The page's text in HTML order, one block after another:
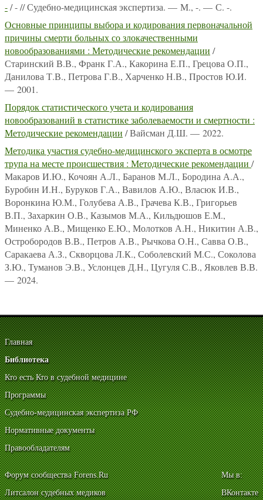
-/ - // Судебно-медицинская экспертиза. — М., -. — С. -.
Основные принципы выбора и кодирования первоначальной
причины смерти больных со злокачественными
новообразованиями : Методические рекомендации /
Старинский В.В., Франк Г.А., Какорина Е.П., Грецова О.П.,
Данилова Т.В., Петрова Г.В., Харченко Н.В., Простов Ю.И.
— 2001.
Порядок статистического учета и кодирования
новообразований в статистике заболеваемости и смертности :
Методические рекомендации / Вайсман Д.Ш. — 2022.
Методика участия судебно-медицинского эксперта в осмотре
трупа на месте происшествия : Методические рекомендации /
Макаров И.Ю., Кочоян А.Л., Баранов М.Л., Бородина А.А.,
Буробин И.Н., Буруков Г.А., Вавилов А.Ю., Власюк И.В.,
Воронкина Ю.М., Голубева А.В., Грачева К.В., Григорьев
В.П., Захаркин О.В., Казымов М.А., Кильдюшов Е.М.,
Миненко А.В., Мищенко Е.Ю., Молотков А.Н., Никитин А.В.,
Остробородов В.В., Петров А.В., Рычкова О.Н., Савва О.В.,
Саракаева А.З., Скворцова Л.К., Соболевский М.С., Соколова
З.Ю., Туманов Э.В., Услонцев Д.Н., Цугуля С.В., Яковлев В.В.
— 2024.
Главная
Библиотека
Кто есть Кто в судебной медицине
Программы
Судебно-медицинская экспертиза РФ
Нормативные документы
Правообладателям
Форум сообщества Forens.Ru
Литсалон судебных медиков
Мы в:
ВКонтакте